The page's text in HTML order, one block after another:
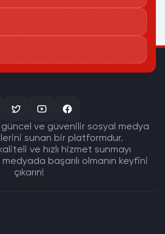
güncel ve güvenilir sosyal medya
sunan bir platformdur.
kaliteli ve hızlı hizmet sunmayı
başarılı olmanın keyfini
çıkarın!